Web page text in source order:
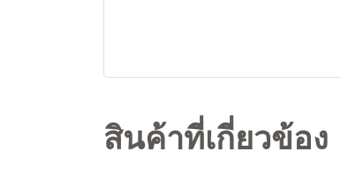
สินค้าที่เกี่ยวข้อง